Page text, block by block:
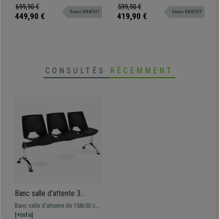
Plastique Bleu
plastique resistant. Très pratique
et résistant. Disponible en
699,90 €
449,90 € Envoi GRATUIT
plastique resistant. Très pratique
et résistant. Disponible en
599,90 €
419,90 € Envoi GRATUIT
CONSULTÉS RÉCEMMENT
Banc salle d'attente 3
sièges ENZO, Structure en
Métal, Plastique Noir
Banc salle d'attente de 158x50 cm
avec structure en métal et assises
[+Info]